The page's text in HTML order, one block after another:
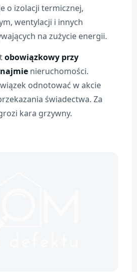
o izolacji termicznej,
wentylacji i innych
na zużycie energii.
obowiązkowy przy
nieruchomości.
odnotować w akcie
świadectwa. Za
kara grzywny.